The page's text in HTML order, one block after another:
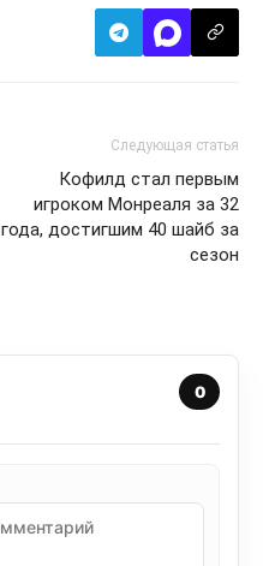
Следующая статья
Кофилд стал первым
игроком Монреаля за 32
года, достигшим 40 шайб за
сезон
0